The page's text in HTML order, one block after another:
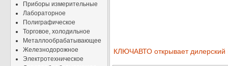
Приборы измерительные
Лабораторное
Полиграфическое
Торговое, холодильное
Металлообрабатывающее
Железнодорожное
Электротехническое
КЛЮЧАВТО открывает дилерский